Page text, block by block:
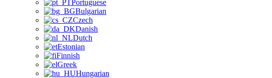
Portuguese
Bulgarian
Czech
Danish
Dutch
Estonian
Finnish
Greek
Hungarian